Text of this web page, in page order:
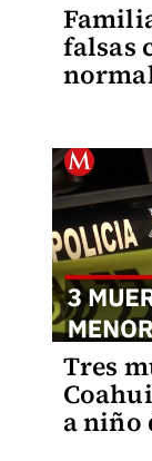
falsas
Tres
a niño